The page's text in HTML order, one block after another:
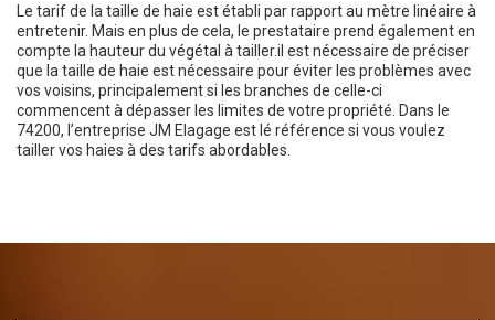
Le tarif de la taille de haie est établi par rapport au mètre linéaire à
entretenir. Mais en plus de cela, le prestataire prend également en
compte la hauteur du végétal à tailler.il est nécessaire de préciser
que la taille de haie est nécessaire pour éviter les problèmes avec
vos voisins, principalement si les branches de celle-ci
commencent à dépasser les limites de votre propriété. Dans le
74200, l’entreprise JM Elagage est lé référence si vous voulez
tailler vos haies à des tarifs abordables.